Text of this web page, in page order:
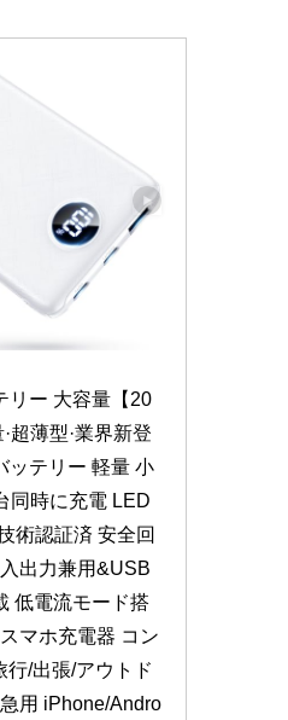
リー 大容量【20
超薄型·業界新登
ッテリー 軽量 小
同時に充電 LED
術認証済 安全回
出力兼用&USB
低電流モード搭
マホ充電器 コン
行/出張/アウトド
用 iPhone/Andro